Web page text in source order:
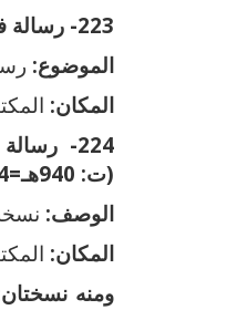
223- رسالة في الأحكام:
الموضوع:
المكان: المكتبة
224- رسالة في الاستخلاف علىٰ القاضي والخطيب:
(ت: 940هـ=1534م)
الوصف:
المكان: المكتبة
ومنه نسختان